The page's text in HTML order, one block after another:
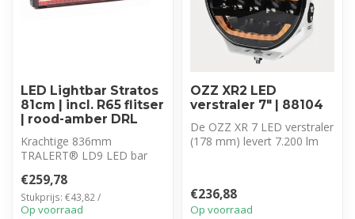
LED Lightbar Stratos
81cm | incl. R65 flitser
| rood-amber DRL
Krachtige 836mm
TRALERT® LD9 LED bar
geïntegreerde R65 flitser e...
€259,78
Stukprijs: €43,82 /
Op voorraad
OZZ XR2 LED
verstraler 7″ | 88104
De OZZ XR 7 LED verstraler
(178 mm) levert 7.200 lm
€236,88
Op voorraad